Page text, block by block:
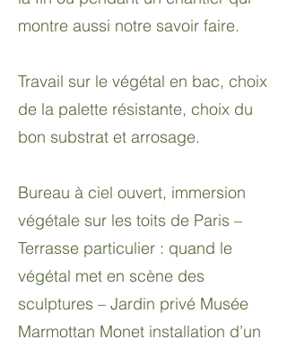
montre aussi notre savoir faire.
Travail sur le végétal en bac, choix
de la palette résistante, choix du
bon substrat et arrosage.
Bureau à ciel ouvert, immersion
végétale sur les toits de Paris –
Terrasse particulier : quand le
végétal met en scène des
sculptures – Jardin privé Musée
Marmottan Monet installation d’un